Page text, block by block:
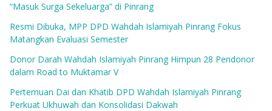
“Masuk Surga Sekeluarga” di Pinrang
Resmi Dibuka, MPP DPD Wahdah Islamiyah Pinrang Fokus
Matangkan Evaluasi Semester
Donor Darah Wahdah Islamiyah Pinrang Himpun 28 Pendonor
dalam Road to Muktamar V
Pertemuan Dai dan Khatib DPD Wahdah Islamiyah Pinrang
Perkuat Ukhuwah dan Konsolidasi Dakwah